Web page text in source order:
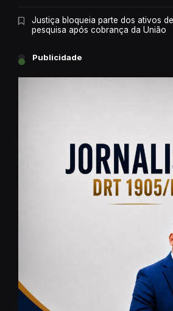
Justiça bloqueia parte dos ativos
pesquisa após cobrança da União
Publicidade